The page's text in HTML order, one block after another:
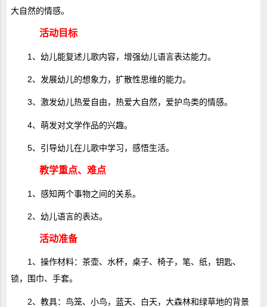
大自然的情感。
活动目标
1、幼儿能复述儿歌内容，增强幼儿语言表达能力。
2、发展幼儿的想象力，扩散性思维的能力。
3、激发幼儿热爱自由，热爱大自然，爱护鸟类的情感。
4、萌发对文学作品的兴趣。
5、引导幼儿在儿歌中学习，感悟生活。
教学重点、难点
1、感知两个事物之间的关系。
2、幼儿语言的表达。
活动准备
1、操作材料：茶壶、水杯，桌子、椅子，笔、纸，钥匙、
锁，围巾、手套。
2、教具：鸟笼、小鸟，蓝天、白天，大森林和绿草地的背景